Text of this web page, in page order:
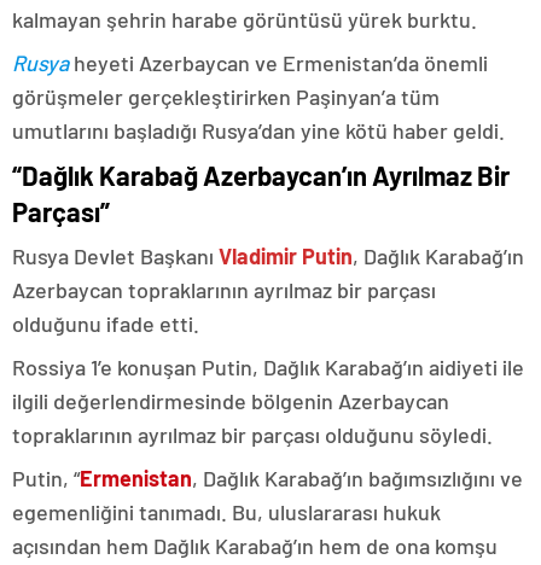
kalmayan şehrin harabe görüntüsü yürek burktu.
Rusyaheyeti Azerbaycan ve Ermenistan’da önemli
görüşmeler gerçekleştirirken Paşinyan’a tüm
umutlarını başladığı Rusya’dan yine kötü haber geldi.
“Dağlık Karabağ Azerbaycan’ın Ayrılmaz Bir
Parçası”
Rusya Devlet Başkanı Vladimir Putin, Dağlık Karabağ’ın
Azerbaycan topraklarının ayrılmaz bir parçası
olduğunu ifade etti.
Rossiya 1’e konuşan Putin, Dağlık Karabağ’ın aidiyeti ile
ilgili değerlendirmesinde bölgenin Azerbaycan
topraklarının ayrılmaz bir parçası olduğunu söyledi.
Putin, “Ermenistan, Dağlık Karabağ’ın bağımsızlığını ve
egemenliğini tanımadı. Bu, uluslararası hukuk
açısından hem Dağlık Karabağ’ın hem de ona komşu